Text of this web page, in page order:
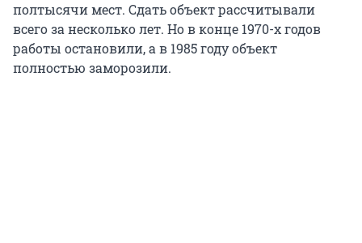
полтысячи мест. Сдать объект рассчитывали
всего за несколько лет. Но в конце 1970-х годов
работы остановили, а в 1985 году объект
полностью заморозили.